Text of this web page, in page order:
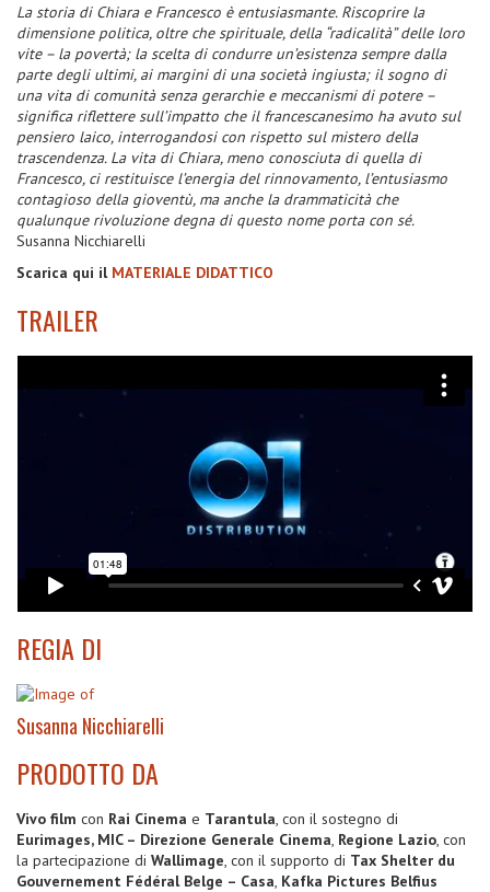
La storia di Chiara e Francesco è entusiasmante. Riscoprire la
dimensione politica, oltre che spirituale, della “radicalità” delle loro
vite – la povertà; la scelta di condurre un’esistenza sempre dalla
parte degli ultimi, ai margini di una società ingiusta; il sogno di
una vita di comunità senza gerarchie e meccanismi di potere –
significa riflettere sull’impatto che il francescanesimo ha avuto sul
pensiero laico, interrogandosi con rispetto sul mistero della
trascendenza. La vita di Chiara, meno conosciuta di quella di
Francesco, ci restituisce l’energia del rinnovamento, l’entusiasmo
contagioso della gioventù, ma anche la drammaticità che
qualunque rivoluzione degna di questo nome porta con sé.
Susanna Nicchiarelli
Scarica qui il MATERIALE DIDATTICO
TRAILER
REGIA DI
Susanna Nicchiarelli
PRODOTTO DA
Vivo film con Rai Cinema e Tarantula, con il sostegno di
Eurimages, MIC – Direzione Generale Cinema, Regione Lazio, con
la partecipazione di Wallimage, con il supporto di Tax Shelter du
Gouvernement Fédéral Belge – Casa, Kafka Pictures Belfius